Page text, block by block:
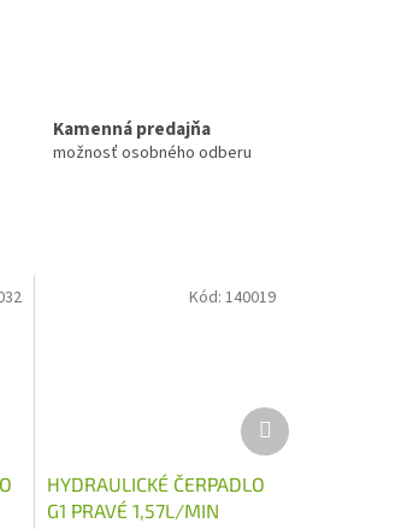
Kamenná predajňa
možnosť osobného odberu
HYDRAULICKÉ ČERPADLO
G1 PRAVÉ 1,57L/MIN
Kód: 140019
Ďalší
produkt